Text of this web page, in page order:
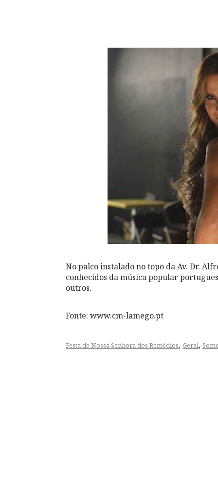
No palco instalado no topo da Av. Dr.
conhecidos da música popular
outros.
Fonte: www.cm-lamego.pt
Festa de Nossa Senhora dos Remédios, Geral,